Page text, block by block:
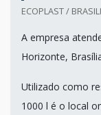
ECOPLAST /
A empresa
Horizonte,
Utilizado como
1000 l é o local